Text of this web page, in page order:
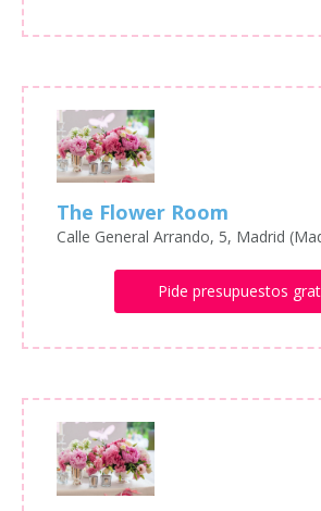
The Flower Room
Calle General Arrando, 5, Madrid
Pide presupuestos